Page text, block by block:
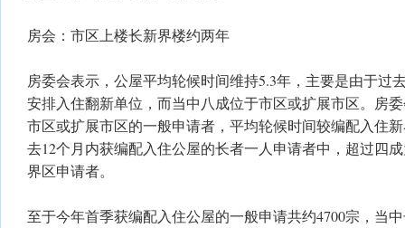
房会：市区上楼长新界楼约两年
房委会表示，公屋平均轮候时间维持5.3年，主要是由于过
安排入住翻新单位，而当中八成位于市区或扩展市区。房
市区或扩展市区的一般申请者，平均轮候时间较编配入住
去12个月内获编配入住公屋的长者一人申请者中，超过四
界区申请者。
至于今年首季获编配入住公屋的一般申请共约4700宗，当